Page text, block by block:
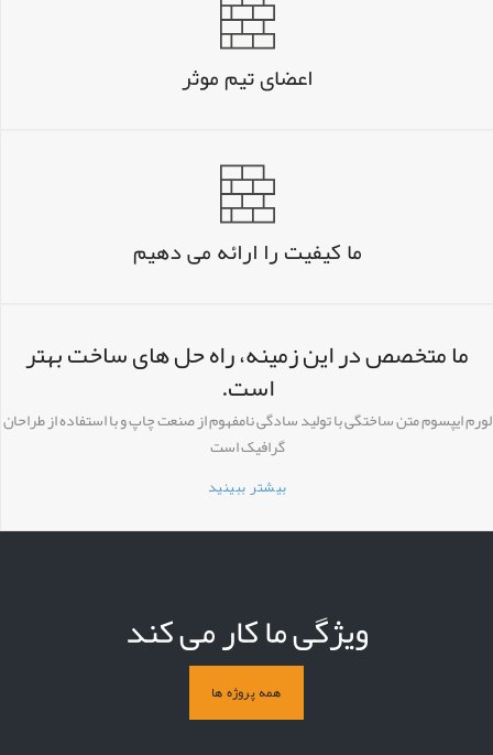
اعضای تیم موثر
ما کیفیت را ارائه می دهیم
ما متخصص در این زمینه، راه حل های ساخت بهتر
است.
لورم ایپسوم متن ساختگی با تولید سادگی نامفهوم از صنعت چاپ و با استفاده از طراحان
گرافیک است
بیشتر ببینید
ویژگی ما کار می کند
همه پروژه ها